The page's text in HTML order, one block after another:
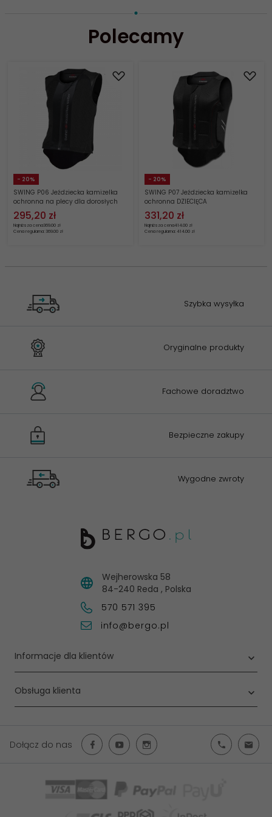
Polecamy
- 20%
SWING P06 Jeździecka kamizelka
ochronna na plecy dla dorosłych
295,20 zł
Najniższa cena369.00 zł
Cena regularna: 369.00 zł
- 20%
SWING P07 Jeździecka kamizelka
ochronna DZIECIĘCA
331,20 zł
Najniższa cena414.00 zł
Cena regularna: 414.00 zł
Szybka wysyłka
Oryginalne produkty
Fachowe doradztwo
Bezpieczne zakupy
Wygodne zwroty
Wejherowska 58
84-240 Reda , Polska
570 571 395
info@bergo.pl
Informacje dla klientów
Obsługa klienta
Dołącz do nas